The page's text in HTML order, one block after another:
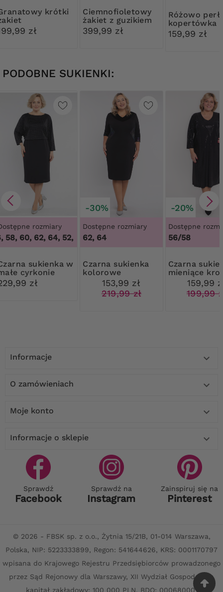
zł
Ciemnofioletowy
żakiet z guzikiem
399,99 zł
Różowo perłowa
kopertówka
ozdobą
159,99 zł
PODOBNE SUKIENKI:
rozmiary
60, 62, 64,52, 54, 56, 58, 60, 62, 64
w
cyrkonie
zł
-30%
Dostępne rozmiary
62, 64
Czarna sukienka
kolorowe
brokatowe
wstawki
153,99 zł
219,99 zł
-20%
Dostępne
56/58
Czarna sukienka
mieniące
159,99
199,99
Informacje 
O zamówieniach 
Moje konto 
Informacje o sklepie 
Sprawdź
Facebook
Sprawdź na
Instagram
Zainspiruj się na
Pinterest
© 2026 - FBSK sp. z o.o., Żytnia 15/21B, 01-014 Warszawa,
Polska, NIP: 5223333899, Regon: 541644626, KRS: 0001170797
wpisana do Krajowego Rejestru Przedsiębiorców prowadzonego
przez Sąd Rejonowy dla Warszawy, XII Wydział Gospodarczy,
kapitał zakładowy: 100 000 PLN. BDO: 000680001